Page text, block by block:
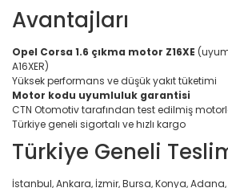
Avantajları
Opel Corsa 1.6 çıkma motor Z16XE
A16XER)
Yüksek performans ve düşük yakıt tüketimi
Motor kodu uyumluluk garantisi
CTN Otomotiv tarafından test edilmiş
Türkiye geneli sigortalı ve hızlı kargo
Türkiye Geneli
İstanbul, Ankara, İzmir, Bursa, Konya,